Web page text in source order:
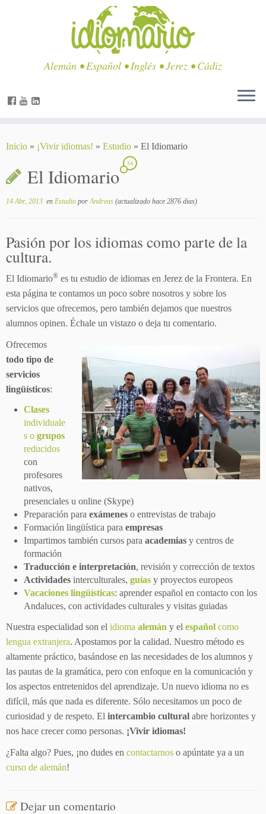
Alemán • Español • Inglés • Jerez • Cádiz
Inicio » ¡Vivir idiomas! » Estudio » El Idiomario
El Idiomario
54
14 Abr, 2013 en Estudio porAndreas (actualizado hace 2876 dias)
Pasión por los idiomas como parte de la
cultura.
El Idiomario® es tu estudio de idiomas en Jerez de la Frontera. En
esta página te contamos un poco sobre nosotros y sobre los
servicios que ofrecemos, pero también dejamos que nuestros
alumnos opinen. Échale un vistazo o deja tu comentario.
Ofrecemos
todo tipo de
servicios
lingüísticos:
Clases
individuale
s o grupos
reducidos
con
profesores
nativos,
presenciales u online (Skype)
Preparación para exámenes o entrevistas de trabajo
Formación lingüística para empresas
Impartimos también cursos para academias y centros de
formación
Traducción e interpretación, revisión y corrección de textos
Actividades interculturales, guías y proyectos europeos
Vacaciones lingüísticas: aprender español en contacto con los
Andaluces, con actividades culturales y visitas guiadas
Nuestra especialidad son el idioma alemán y el español como
lengua extranjera. Apostamos por la calidad. Nuestro método es
altamente práctico, basándose en las necesidades de los alumnos y
las pautas de la gramática, pero con enfoque en la comunicación y
los aspectos entretenidos del aprendizaje. Un nuevo idioma no es
difícil, más que nada es diferente. Sólo necesitamos un poco de
curiosidad y de respeto. El intercambio cultural abre horizontes y
nos hace crecer como personas. ¡Vivir idiomas!
¿Falta algo? Pues, ¡no dudes en contactarnos o apúntate ya a un
curso de alemán!
Dejar un comentario